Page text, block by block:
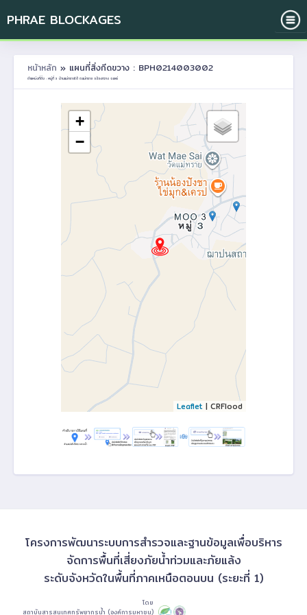
PHRAE BLOCKAGES
หน้าหลัก » แผนที่สิ่งกีดขวาง : BPH0214003002
ตำแหน่งที่ตั้ง : หมู่ที่ 3 บ้านแม่ทรายใต้ ต.แม่ทราย อ.ร้องกวาง จ.แพร่
+
−
Leaflet | CRFlood
โครงการพัฒนาระบบการสำรวจและฐานข้อมูลเพื่อบริหาร
จัดการพื้นที่เสี่ยงภัยน้ำท่วมและภัยแล้ง
ระดับจังหวัดในพื้นที่ภาคเหนือตอนบน (ระยะที่ 1)
โดย
สถาบันสารสนเทศทรัพยากรน้ำ (องค์การมหาชน)